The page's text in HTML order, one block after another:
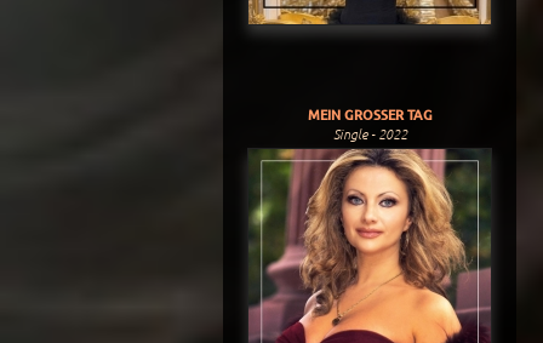
MEIN GROSSER TAG
Single - 2022